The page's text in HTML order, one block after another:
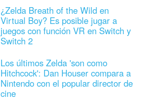
¿Zelda Breath of the Wild en
Virtual Boy? Es posible jugar a
juegos con función VR en Switch y
Switch 2
Los últimos Zelda 'son como
Hitchcock': Dan Houser compara a
Nintendo con el popular director de
cine